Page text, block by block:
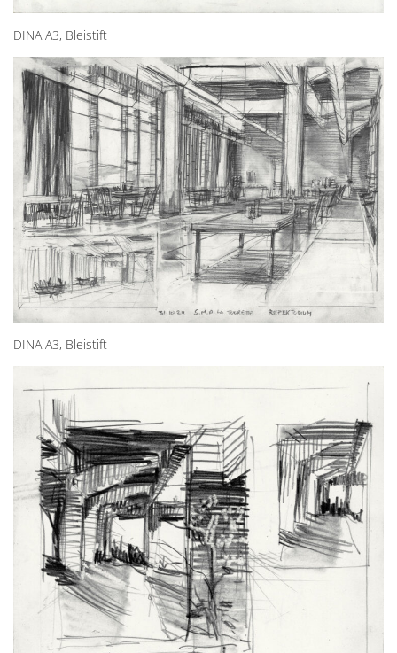
DINA A3, Bleistift
DINA A3, Bleistift